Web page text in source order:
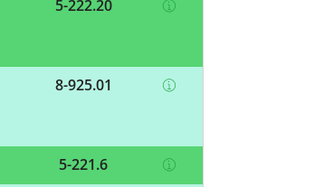
5-222.20
8-925.01
5-221.6